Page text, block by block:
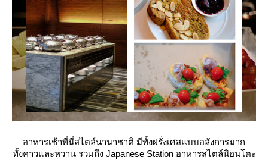
อาหารเช้าที่นี่สไตล์นานาชาติ มีทั้งฝรั่งเศสแบบอลังการมาก
ทั้งคาวและหวาน รวมถึง Japanese Station อาหารสไตล์นิฮนโตะ